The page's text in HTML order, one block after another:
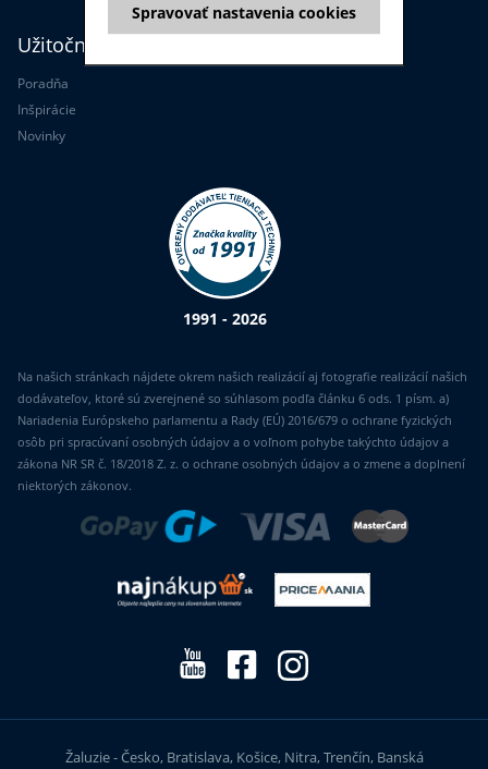
Užitočné informácie
Poradňa
Inšpirácie
Novinky
1991 - 2026
Na našich stránkach nájdete okrem našich realizácií aj fotografie realizácií našich
dodávateľov, ktoré sú zverejnené so súhlasom podľa článku 6 ods. 1 písm. a)
Nariadenia Európskeho parlamentu a Rady (EÚ) 2016/679 o ochrane fyzických
osôb pri spracúvaní osobných údajov a o voľnom pohybe takýchto údajov a
zákona NR SR č. 18/2018 Z. z. o ochrane osobných údajov a o zmene a doplnení
niektorých zákonov.
Žaluzie - Česko, Bratislava, Košice, Nitra, Trenčín, Banská
Spravovať nastavenia cookies